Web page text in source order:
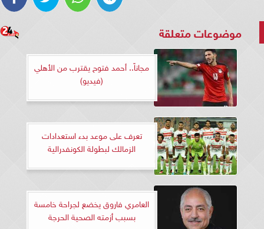
موضوعات متعلقة
مجاناً.. أحمد فتوح يقترب من الأهلي
(فيديو)
تعرف على موعد بدء استعدادات
الزمالك لبطولة الكونفدرالية
العامري فاروق يخضع لجراحة خامسة
بسبب أزمته الصحية الحرجة